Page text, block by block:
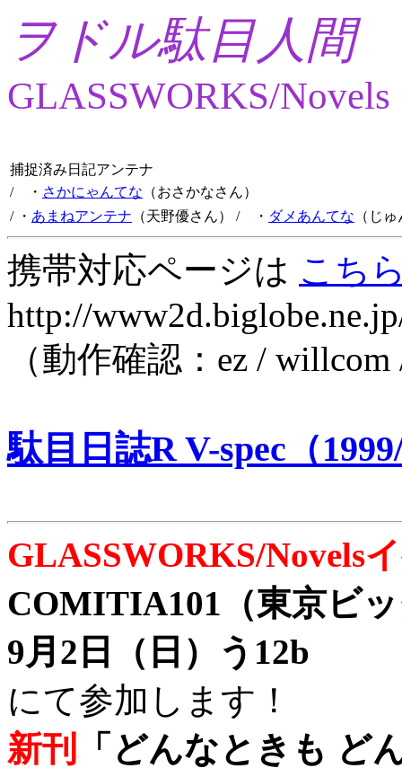
ヲドル駄目人間
GLASSWORKS/Novels
捕捉済み日記アンテナ
/ ・ さかにゃんてな （おさかなさん）
/ ・ あまねアンテナ （天野優さん） / ・ ダメあんてな （じ
携帯対応ページは こち
http://
（動作確認：ez /
駄目日誌R V-spec（
GLASSWORKS/Novels
COMITIA101（東京ビ
9月2日（日）う12b
にて参加します！
新刊
「どんなときも ど